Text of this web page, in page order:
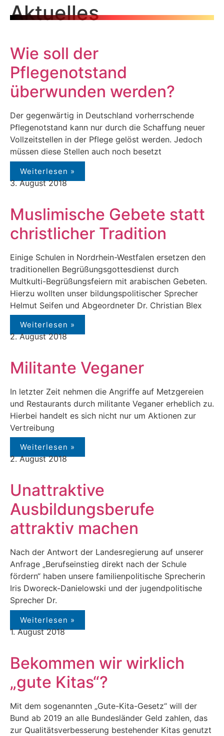
Aktuelles
Wie soll der
Pflegenotstand
überwunden werden?
Der gegenwärtig in Deutschland vorherrschende
Pflegenotstand kann nur durch die Schaffung neuer
Vollzeitstellen in der Pflege gelöst werden. Jedoch
müssen diese Stellen auch noch besetzt
Weiterlesen »
3. August 2018
Muslimische Gebete statt
christlicher Tradition
Einige Schulen in Nordrhein-Westfalen ersetzen den
traditionellen Begrüßungsgottesdienst durch
Multkulti-Begrüßungsfeiern mit arabischen Gebeten.
Hierzu wollten unser bildungspolitischer Sprecher
Helmut Seifen und Abgeordneter Dr. Christian Blex
Weiterlesen »
2. August 2018
Militante Veganer
In letzter Zeit nehmen die Angriffe auf Metzgereien
und Restaurants durch militante Veganer erheblich zu.
Hierbei handelt es sich nicht nur um Aktionen zur
Vertreibung
Weiterlesen »
2. August 2018
Unattraktive
Ausbildungsberufe
attraktiv machen
Nach der Antwort der Landesregierung auf unserer
Anfrage „Berufseinstieg direkt nach der Schule
fördern“ haben unsere familienpolitische Sprecherin
Iris Dworeck-Danielowski und der jugendpolitische
Sprecher Dr.
Weiterlesen »
1. August 2018
Bekommen wir wirklich
„gute Kitas“?
Mit dem sogenannten „Gute-Kita-Gesetz“ will der
Bund ab 2019 an alle Bundesländer Geld zahlen, das
zur Qualitätsverbesserung bestehender Kitas genutzt